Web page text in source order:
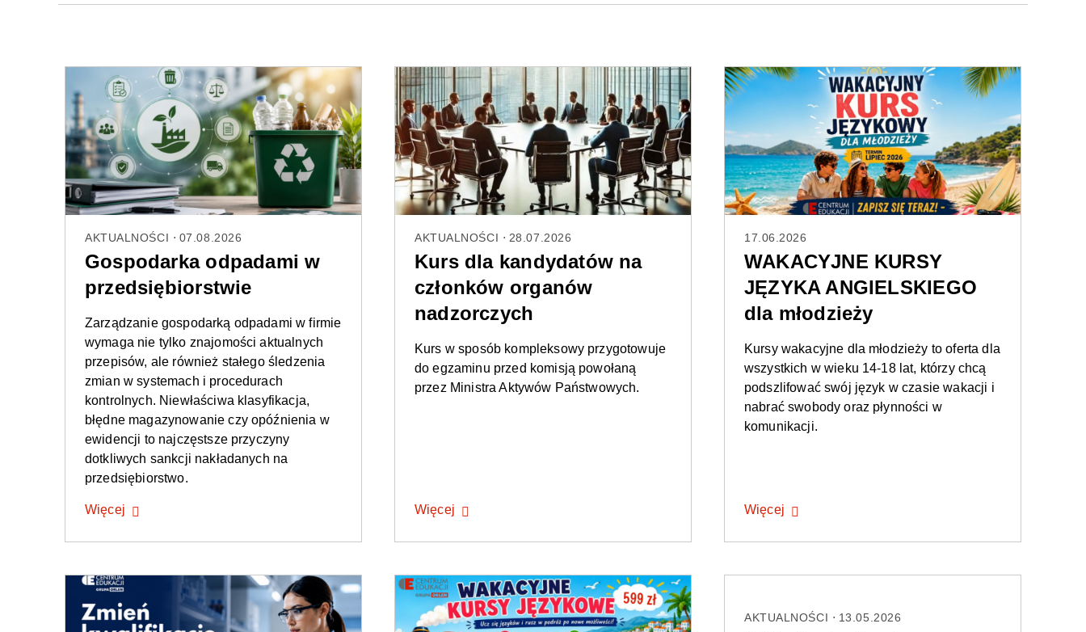
AKTUALNOŚCI 07.08.2026
Gospodarka odpadami w
przedsiębiorstwie
Zarządzanie gospodarką odpadami w firmie
wymaga nie tylko znajomości aktualnych
przepisów, ale również stałego śledzenia
zmian w systemach i procedurach
kontrolnych. Niewłaściwa klasyfikacja,
błędne magazynowanie czy opóźnienia w
ewidencji to najczęstsze przyczyny
dotkliwych sankcji nakładanych na
przedsiębiorstwo.
Więcej
AKTUALNOŚCI 28.07.2026
Kurs dla kandydatów na
członków organów
nadzorczych
Kurs w sposób kompleksowy przygotowuje
do egzaminu przed komisją powołaną
przez Ministra Aktywów Państwowych.
Więcej
17.06.2026
WAKACYJNE KURSY
JĘZYKA ANGIELSKIEGO
dla młodzieży
Kursy wakacyjne dla młodzieży to oferta dla
wszystkich w wieku 14-18 lat, którzy chcą
podszlifować swój język w czasie wakacji i
nabrać swobody oraz płynności w
komunikacji.
Więcej
AKTUALNOŚCI 13.05.2026